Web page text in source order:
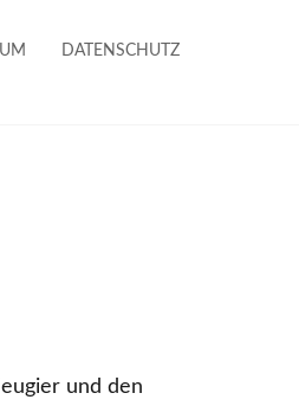
DATENSCHUTZ
und den